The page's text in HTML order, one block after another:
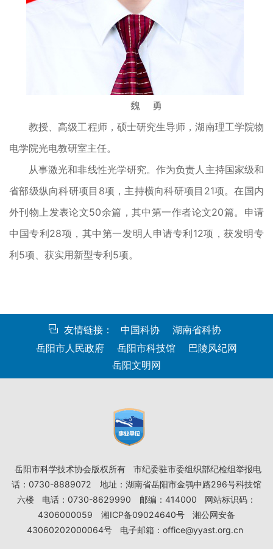
魏 勇
教授、高级工程师，硕士研究生导师，湖南理工学院物
电学院光电教研室主任。
从事激光和非线性光学研究。作为负责人主持国家级和
省部级纵向科研项目8项，主持横向科研项目21项。在国内
外刊物上发表论文50余篇，其中第一作者论文20篇。申请
中国专利28项，其中第一发明人申请专利12项，获发明专
利5项、获实用新型专利5项。
友情链接： 中国科协
湖南省科协
岳阳市人民政府
岳阳市科技馆
巴陵风纪网
岳阳文明网
岳阳市科学技术协会版权所有
市纪委驻市委组织部纪检组举报电
话：0730-8889072
地址：湖南省岳阳市金鹗中路296号科技馆
六楼
电话：0730-8629990 邮编：414000
网站标识码：
4306000059
湘ICP备09024640号
湘公网安备
43060202000064号
电子邮箱：office@yyast.org.cn